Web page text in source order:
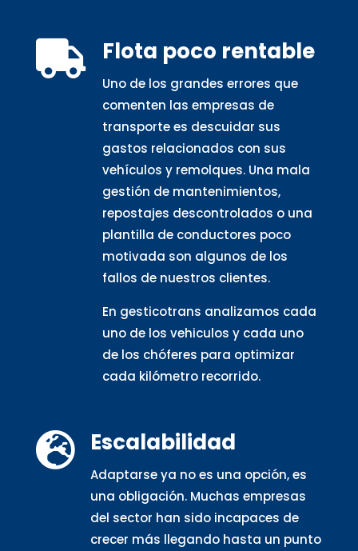
 Flota poco rentable
Uno de los grandes errores que
comenten las empresas de
transporte es descuidar sus
gastos relacionados con sus
vehículos y remolques. Una mala
gestión de mantenimientos,
repostajes descontrolados o una
plantilla de conductores poco
motivada son algunos de los
fallos de nuestros clientes.
En gesticotrans analizamos cada
uno de los vehiculos y cada uno
de los chóferes para optimizar
cada kilómetro recorrido.
 Escalabilidad
Adaptarse ya no es una opción, es
una obligación. Muchas empresas
del sector han sido incapaces de
crecer más llegando hasta un punto